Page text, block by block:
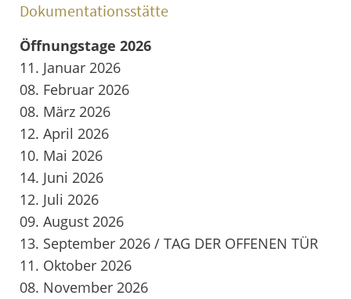
Dokumentationsstätte
Öffnungstage 2026
11. Januar 2026
08. Februar 2026
08. März 2026
12. April 2026
10. Mai 2026
14. Juni 2026
12. Juli 2026
09. August 2026
13. September 2026 / TAG DER OFFENEN TÜR
11. Oktober 2026
08. November 2026